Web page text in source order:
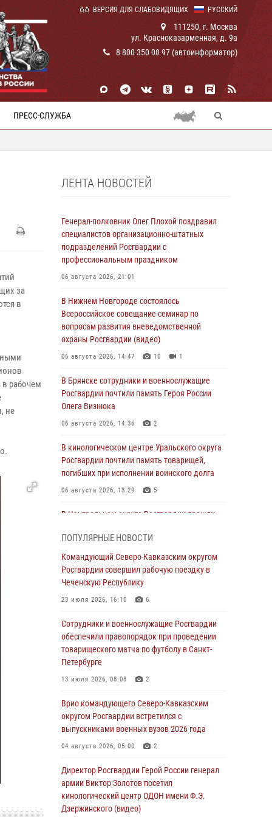
РУССКИЙ
ВЕРСИЯ ДЛЯ СЛАБОВИДЯЩИХ
111250, г. Москва
ул. Красноказарменная, д. 9а
8 800 350 08 97 (автоинформатор)
ПРЕСС-СЛУЖБА
за
в
рабочем
не
ЛЕНТА НОВОСТЕЙ
Генерал-полковник Олег Плохой поздравил
специалистов организационно-штатных
подразделений Росгвардии с
профессиональным праздником
06 августа 2026, 21:01
В Нижнем Новгороде состоялось
Всероссийское совещание-семинар по
вопросам развития вневедомственной
охраны Росгвардии (видео)
06 августа 2026, 14:47 10 1
В Брянске сотрудники и военнослужащие
Росгвардии почтили память Героя России
Олега Визнюка
06 августа 2026, 14:36 2
В кинологическом центре Уральского округа
Росгвардии почтили память товарищей,
погибших при исполнении воинского долга
06 августа 2026, 13:29 5
В Центральном округе Росгвардии прошли
И.К. Яковлева
06 августа 2026, 13:24
Росгвардейцы задержали мужчину,
открывшего стрельбу в Подмосковье (видео)
Росгвардейцы провели выставку вооружения
для участников сбора «Гвардеец» в Пензе
(видео)
06 августа 2026, 12:00
В Курске росгвардейцы приняли участие в
митинге, посвященном второй годовщине
вторжения ВСУ на территорию области
06 августа 2026, 11:56 4
В Санкт-Петербурге наряд Росгвардии
задержал правонарушителя, угрожавшего
подростку травматическим пистолетом
06 августа 2026, 11:33
ПОПУЛЯРНЫЕ НОВОСТИ
Командующий Северо-Кавказским округом
Росгвардии совершил рабочую поездку в
Чеченскую Республику
23 июля 2026, 16:10 6
Сотрудники и военнослужащие Росгвардии
обеспечили правопорядок при проведении
товарищеского матча по футболу в Санкт-
Петербурге
13 июля 2026, 08:08 2
Врио командующего Северо-Кавказским
округом Росгвардии встретился с
выпускниками военных вузов 2026 года
04 августа 2026, 05:00 2
Директор Росгвардии Герой России генерал
армии Виктор Золотов посетил
кинологический центр ОДОН имени Ф.Э.
Дзержинского (видео)